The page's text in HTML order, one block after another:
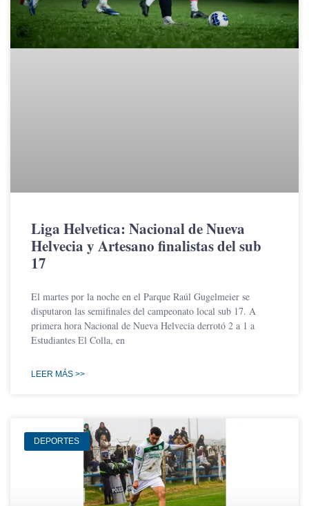
Liga Helvetica: Nacional de Nueva
Helvecia y Artesano finalistas del sub
17
El martes por la noche en el Parque Raúl Gugelmeier se
disputaron las semifinales del campeonato local sub 17. A
primera hora Nacional de Nueva Helvecia derrotó 2 a 1 a
Estudiantes El Colla, en
LEER MÁS >>
DEPORTES